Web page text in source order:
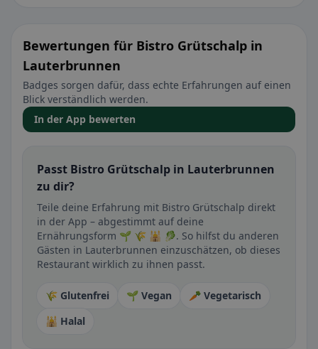
Bewertungen für Bistro Grütschalp in
Lauterbrunnen
Badges sorgen dafür, dass echte Erfahrungen auf einen
Blick verständlich werden.
In der App bewerten
Passt Bistro Grütschalp in Lauterbrunnen
zu dir?
Teile deine Erfahrung mit Bistro Grütschalp direkt
in der App – abgestimmt auf deine
Ernährungsform 🌱 🌾 🕌 🥬. So hilfst du anderen
Gästen in Lauterbrunnen einzuschätzen, ob dieses
Restaurant wirklich zu ihnen passt.
🌾 Glutenfrei 🌱 Vegan
🥕 Vegetarisch
🕌 Halal